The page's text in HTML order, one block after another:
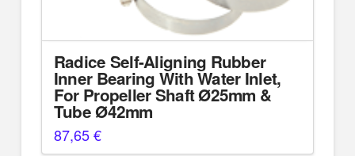
Radice Self-Aligning Rubber
Inner Bearing With Water Inlet,
For Propeller Shaft Ø25mm &
Tube Ø42mm
87,65€